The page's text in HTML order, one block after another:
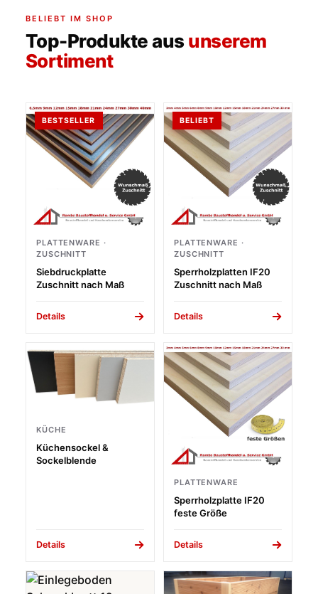
BELIEBT IM SHOP
Top-Produkte ausunserem
Sortiment
BESTSELLER
PLATTENWARE ·
ZUSCHNITT
Siebdruckplatte
Zuschnitt nach Maß
Details
BELIEBT
PLATTENWARE ·
ZUSCHNITT
Sperrholzplatten IF20
Zuschnitt nach Maß
Details
KÜCHE
Küchensockel &
Sockelblende
Details
PLATTENWARE
Sperrholzplatte IF20
feste Größe
Details